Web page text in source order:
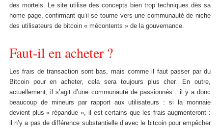
des mortels. Le site utilise des concepts bien trop techniques dès sa
home page, confirmant qu’il se tourne vers une communauté de niche
des utilisateurs de bitcoin « mécontents » de la gouvernance.
Faut-il en acheter ?
Les frais de transaction sont bas, mais comme il faut passer par du
Bitcoin pour en acheter, cela sera toujours plus cher…En outre,
actuellement, il s’agit d’une communauté de passionnés : il y a donc
beaucoup de mineurs par rapport aux utilisateurs : si la monnaie
devient plus « répandue », il est certains que les frais augmenteront :
il n’y a pas de différence substantielle d’avec le bitcoin pour empêcher